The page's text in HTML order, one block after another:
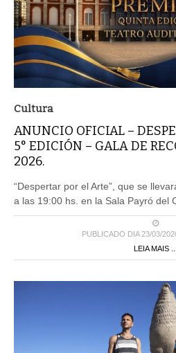
Cultura
ANUNCIO OFICIAL –
5° EDICIÓN – GALA DE
2026.
“Despertar por el Arte”, que se
a las 19:00 hs. en la Sala Payró del
PUBLICADO DIA 23/03/
LEIA MAIS ...